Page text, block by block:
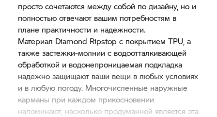
просто сочетаются между собой по дизайну, но и
полностью отвечают вашим потребностям в
плане практичности и надежности.
Материал Diamond Ripstop с покрытием TPU, а
также застежки-молнии с водоотталкивающей
обработкой и водонепроницаемая подкладка
надежно защищают ваши вещи в любых условиях
и в любую погоду. Многочисленные наружные
карманы при каждом прикосновении
напоминают, насколько продуманной является эта